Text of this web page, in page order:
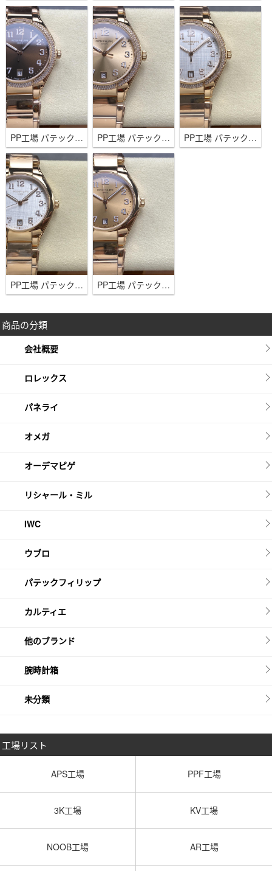
PP工場 パテックフィリップ Twenty~4 婦人用 7300 ダイヤベゼル チョコレート 36mm 324SCムーブ PP工場 パテックフィリップ Twenty~4 婦人用 7300 ダイヤベゼル ゴールド 36mm 324SCムーブメン PP工場 パテックフィリップ Twenty~4 婦人用 7300 ダイヤベゼル シルバー 36mm 324SCムーブメン
PP工場 パテックフィリップ Twenty~4 婦人用 7300 シルバー ローズゴールド 36mm 324SCムーブメ PP工場 パテックフィリップ Twenty~4 婦人用 7300 ローズゴールド 36mm 324SCムーブメント
商品の分類
会社概要
ロレックス
パネライ
オメガ
オーデマピゲ
リシャール・ミル
IWC
ウブロ
パテックフィリップ
カルティエ
他のブランド
腕時計箱
未分類
工場リスト
APS工場 PPF工場
3K工場 KV工場
NOOB工場 AR工場